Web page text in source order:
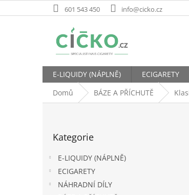
na
601 543 450 info@cicko.cz
E-LIQUIDY (NÁPLNĚ) ECIGARETY
Domů
BÁZE A PŘÍCHUTĚ
kategorie
Kategorie
E-LIQUIDY (NÁPLNĚ)
ECIGARETY
NÁHRADNÍ DÍLY